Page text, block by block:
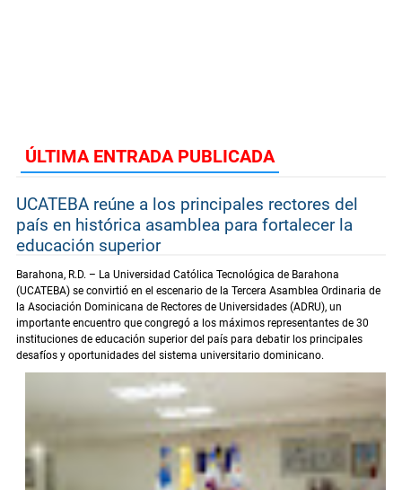
ÚLTIMA ENTRADA PUBLICADA
UCATEBA reúne a los principales rectores del
país en histórica asamblea para fortalecer la
educación superior
Barahona, R.D. – La Universidad Católica Tecnológica de Barahona
(UCATEBA) se convirtió en el escenario de la Tercera Asamblea Ordinaria de
la Asociación Dominicana de Rectores de Universidades (ADRU), un
importante encuentro que congregó a los máximos representantes de 30
instituciones de educación superior del país para debatir los principales
desafíos y oportunidades del sistema universitario dominicano.